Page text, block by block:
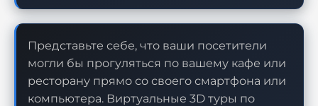
Представьте себе, что ваши посетители
могли бы прогуляться по вашему кафе или
ресторану прямо со своего смартфона или
компьютера. Виртуальные 3D туры по